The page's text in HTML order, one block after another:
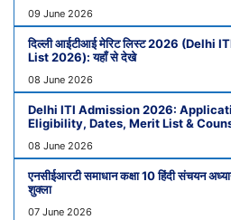
09 June 2026
दिल्ली आईटीआई मेरिट लिस्ट 2026 (Delhi
List 2026): यहाँ से देखे
08 June 2026
Delhi ITI Admission 2026:
Eligibility, Dates, Merit List &
08 June 2026
एनसीईआरटी समाधान कक्षा 10 हिंदी संचयन
शुक्ला
07 June 2026